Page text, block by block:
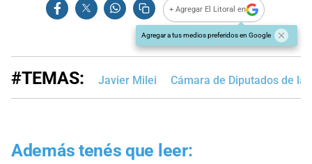
+ Agregar El Litoral en
Agregar a tus medios preferidos en Google
#TEMAS: Javier Milei Cámara de Diputados de la
Además tenés que leer: